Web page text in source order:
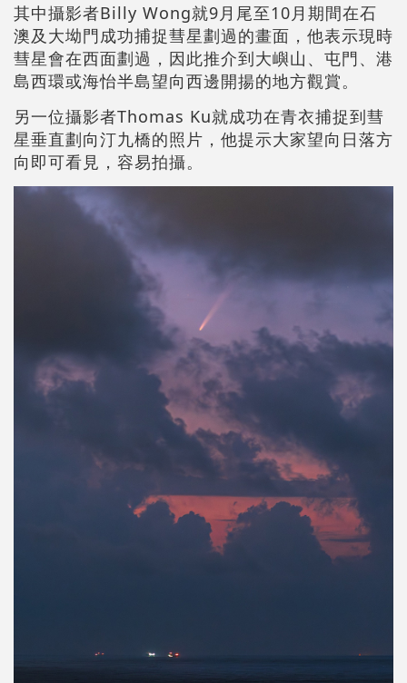
其中攝影者Billy Wong就9月尾至10月期間在石
澳及大坳門成功捕捉彗星劃過的畫面，他表示現時
彗星會在西面劃過，因此推介到大嶼山、屯門、港
島西環或海怡半島望向西邊開揚的地方觀賞。
另一位攝影者Thomas Ku就成功在青衣捕捉到彗
星垂直劃向汀九橋的照片，他提示大家望向日落方
向即可看見，容易拍攝。